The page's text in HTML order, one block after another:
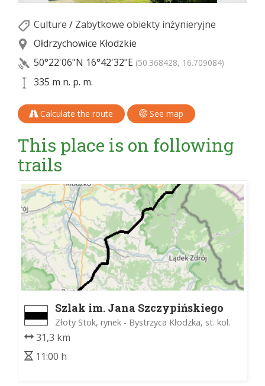
Culture / Zabytkowe obiekty inżynieryjne
Ołdrzychowice Kłodzkie
50°22'06"N 16°42'32"E (50.368428, 16.709084)
335 m n. p. m.
Calculate the route See map
This place is on following
trails
Szlak im. Jana Szczypińskiego
Złoty Stok, rynek - Bystrzyca Kłodzka, st. kol.
31,3 km
11:00 h